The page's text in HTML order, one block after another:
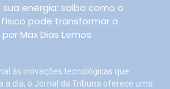
energia: saiba como o
pode transformar o
Max Dias Lemos
às inovações tecnológicas que
dia, o Jornal da Tribuna oferece uma